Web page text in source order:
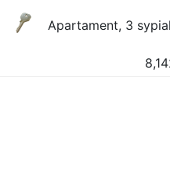
Apartament, 3